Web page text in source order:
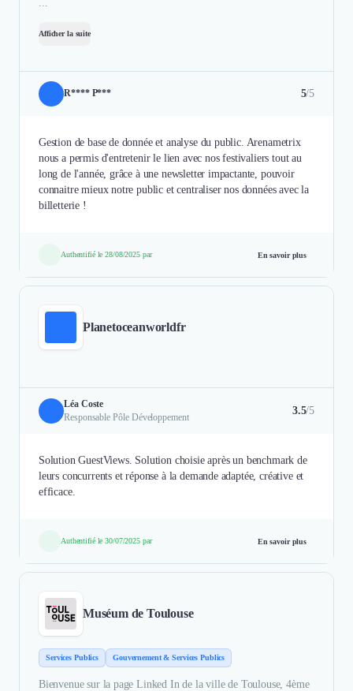
Afficher la suite
R**** P*** 5/5
Gestion de base de donnée et analyse du public. Arenametrix
nous a permis d'entretenir le lien avec nos festivaliers tout au
long de l'année, grâce à une newsletter impactante, pouvoir
connaitre mieux notre public et centraliser nos données avec la
billetterie !
Authentifié le 28/08/2025 par En savoir plus
Planetoceanworldfr
Léa Coste
Responsable Pôle Développement
3.5/5
Solution GuestViews. Solution choisie après un benchmark de
leurs concurrents et réponse à la demande adaptée, créative et
efficace.
Authentifié le 30/07/2025 par En savoir plus
Muséum de Toulouse
Services Publics Gouvernement & Services Publics
Bienvenue sur la page Linked In de la ville de Toulouse, 4ème